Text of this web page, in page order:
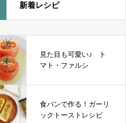
新着レシピ
見た目も可愛い♪ ト
マト・ファルシ
食パンで作る！ガーリ
ックトーストレシピ